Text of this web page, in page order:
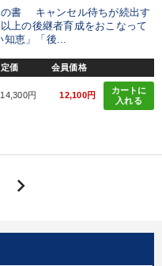
の書 キャンセル待ちが続出す
上の後継者育成をおこなって
恵」「後...
定価 会員価格
14,300円 12,100円
カートに
入れる
keyboard_arrow_right